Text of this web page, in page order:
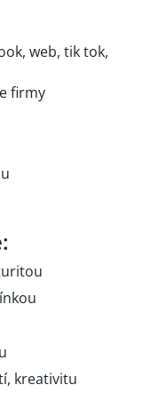
web, tik tok,
firmy
kreativitu